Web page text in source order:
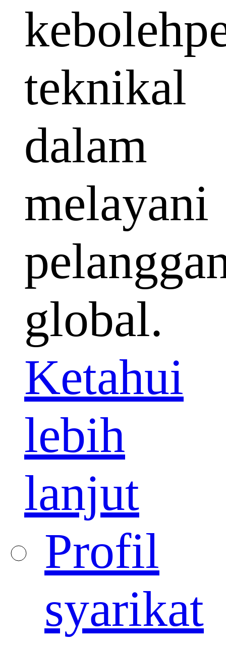
teknikal
dalam
melayani
global.
Ketahui
lebih
lanjut
Profil
syarikat